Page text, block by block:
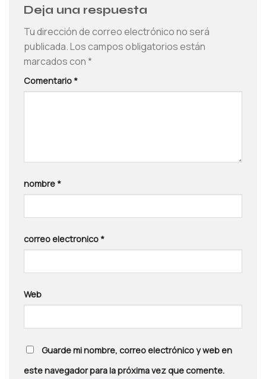
Deja una respuesta
Tu dirección de correo electrónico no será
publicada.Los campos obligatorios están
marcados con*
Comentario *
nombre *
correo electronico *
Web
Guarde mi nombre, correo electrónico y web en
este navegador para la próxima vez que comente.